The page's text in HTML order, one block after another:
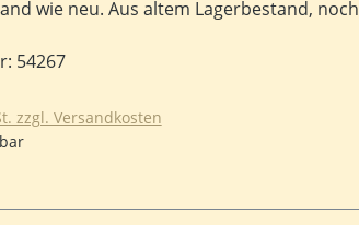
wie neu. Aus altem Lagerbestand, noch
54267
zzgl. Versandkosten